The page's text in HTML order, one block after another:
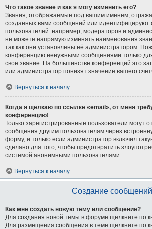
Что такое звание и как я могу изменить его?
Звания, отображаемые под вашим именем,
созданных вами сообщений или идентифицируют
пользователей: например, модераторов и
не можете напрямую изменять наименования
так как они установлены её администратором.
конференцию ненужными сообщениями только
своё звание. На большинстве конференций это
или администратор понизят значение вашего
Вернуться к началу
Когда я щёлкаю по ссылке «email», от меня
конференцию!
Только зарегистрированные пользователи могут
сообщения другим пользователям через
форму, и только если администратор включил
сделано для того, чтобы предотвратить
системой анонимными пользователями.
Вернуться к началу
Создание сообщений
Как мне создать новую тему или сообщение?
Для создания новой темы в форуме щёлкните по
Для размещения сообщения в теме щёлкните по